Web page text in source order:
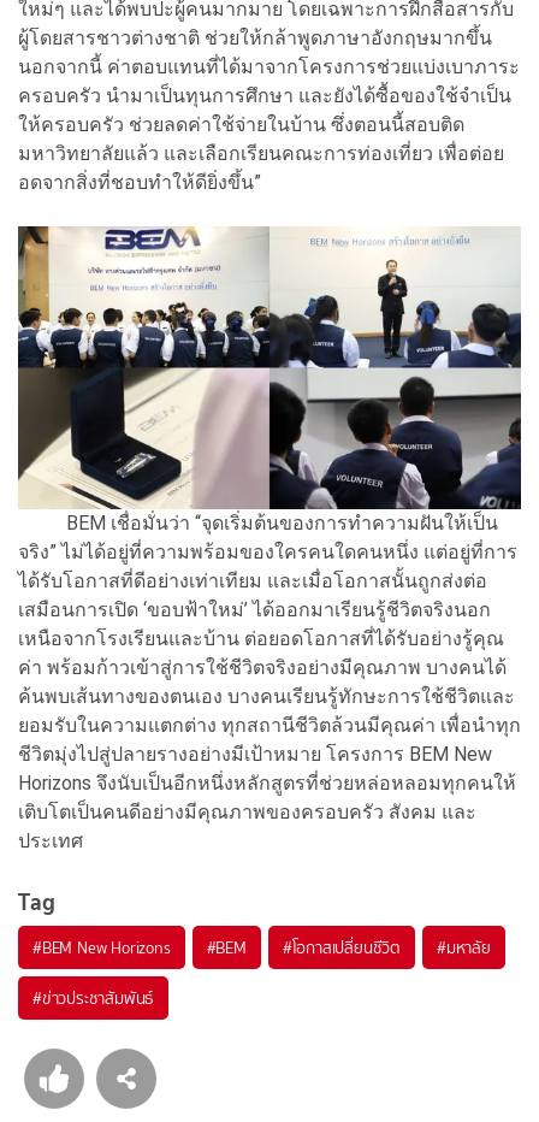
ใหม่ๆ และได้พบปะผู้คนมากมาย โดยเฉพาะการฝึกสื่อสารกับ
ผู้โดยสารชาวต่างชาติ ช่วยให้กล้าพูดภาษาอังกฤษมากขึ้น
นอกจากนี้ ค่าตอบแทนที่ได้มาจากโครงการช่วยแบ่งเบาภาระ
ครอบครัว นำมาเป็นทุนการศึกษา และยังได้ซื้อของใช้จำเป็น
ให้ครอบครัว ช่วยลดค่าใช้จ่ายในบ้าน ซึ่งตอนนี้สอบติด
มหาวิทยาลัยแล้ว และเลือกเรียนคณะการท่องเที่ยว เพื่อต่อย
อดจากสิ่งที่ชอบทำให้ดียิ่งขึ้น”
BEM เชื่อมั่นว่า “จุดเริ่มต้นของการทำความฝันให้เป็น
จริง” ไม่ได้อยู่ที่ความพร้อมของใครคนใดคนหนึ่ง แต่อยู่ที่การ
ได้รับโอกาสที่ดีอย่างเท่าเทียม และเมื่อโอกาสนั้นถูกส่งต่อ
เสมือนการเปิด ‘ขอบฟ้าใหม่’ ได้ออกมาเรียนรู้ชีวิตจริงนอก
เหนือจากโรงเรียนและบ้าน ต่อยอดโอกาสที่ได้รับอย่างรู้คุณ
ค่า พร้อมก้าวเข้าสู่การใช้ชีวิตจริงอย่างมีคุณภาพ บางคนได้
ค้นพบเส้นทางของตนเอง บางคนเรียนรู้ทักษะการใช้ชีวิตและ
ยอมรับในความแตกต่าง ทุกสถานีชีวิตล้วนมีคุณค่า เพื่อนำทุก
ชีวิตมุ่งไปสู่ปลายรางอย่างมีเป้าหมาย โครงการ BEM New
Horizons จึงนับเป็นอีกหนึ่งหลักสูตรที่ช่วยหล่อหลอมทุกคนให้
เติบโตเป็นคนดีอย่างมีคุณภาพของครอบครัว สังคม และ
ประเทศ
Tag
#BEM New Horizons #BEM #โอกาสเปลี่ยนชีวิต #มหาลัย
#ข่าวประชาสัมพันธ์